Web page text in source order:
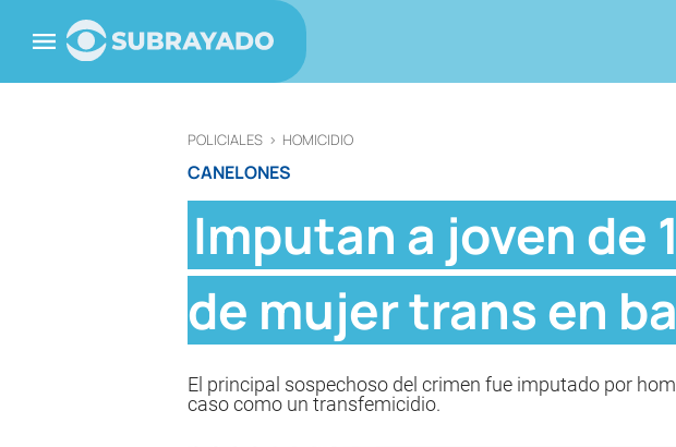
POLICIALES > HOMICIDIO
CANELONES
Imputan a joven de
de mujer trans en
El principal sospechoso del crimen fue imputado por
caso como un transfemicidio.